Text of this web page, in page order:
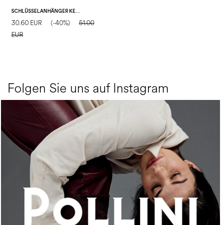
SCHLÜSSELANHÄNGER KERING THE NEW TOUCH
30.60 EUR (-40%)
51.00
EUR
Folgen Sie uns auf Instagram
An ode to the house’s vibrant Italian roots, the new...